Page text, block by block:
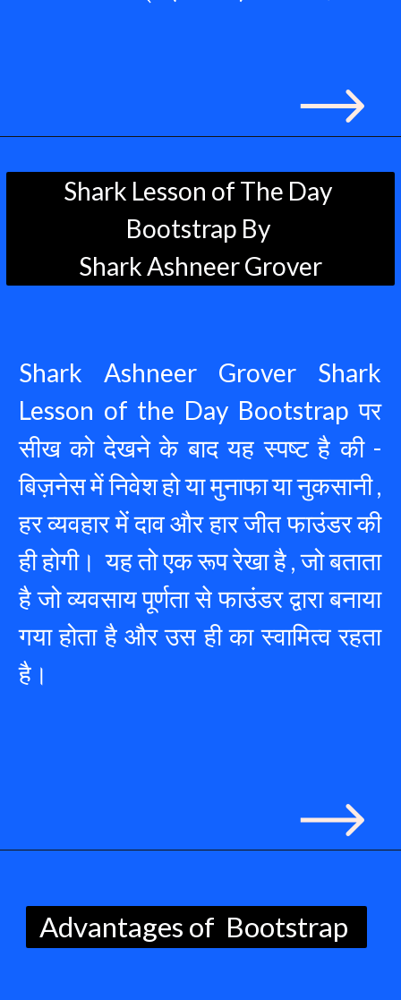
Shark Ashneer Grover Shark
Lesson of the Day Bootstrap पर
सीख को देखने के बाद यह स्पष्ट है की -
बिज़नेस में निवेश हो या मुनाफा या नुकसानी ,
हर व्यवहार में दाव और हार जीत फाउंडर की
ही होगी।  यह तो एक रूप रेखा है , जो बताता
है जो व्यवसाय पूर्णता से फाउंडर द्वारा बनाया
गया होता है और उस ही का स्वामित्व रहता
है।
Shark Lesson of The Day
Bootstrap By
Shark Ashneer Grover
Advantages of  Bootstrap